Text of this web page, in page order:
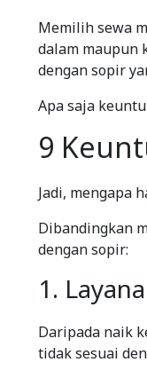
Memilih sewa
dalam maupun
dengan sopir
Apa saja
9
Jadi, mengapa
Dibandingkan
dengan sopir:
1.
Daripada naik
tidak sesuai